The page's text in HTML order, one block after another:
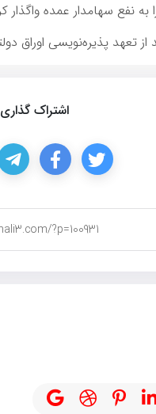
نفع سهامدار عمده واگذار
از تعهد پذیره‌نویسی اوراق
اشتراک گذاری